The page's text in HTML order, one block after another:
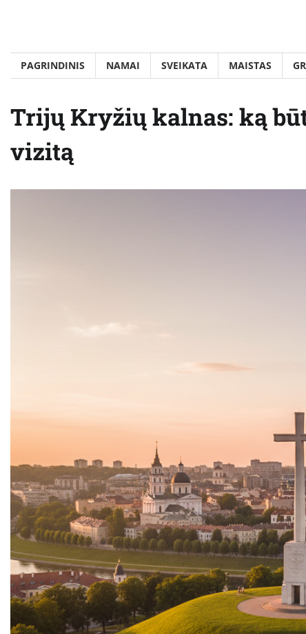
PAGRINDINIS NAMAI SVEIKATA MAISTAS
Trijų Kryžių kalnas: ką
vizitą